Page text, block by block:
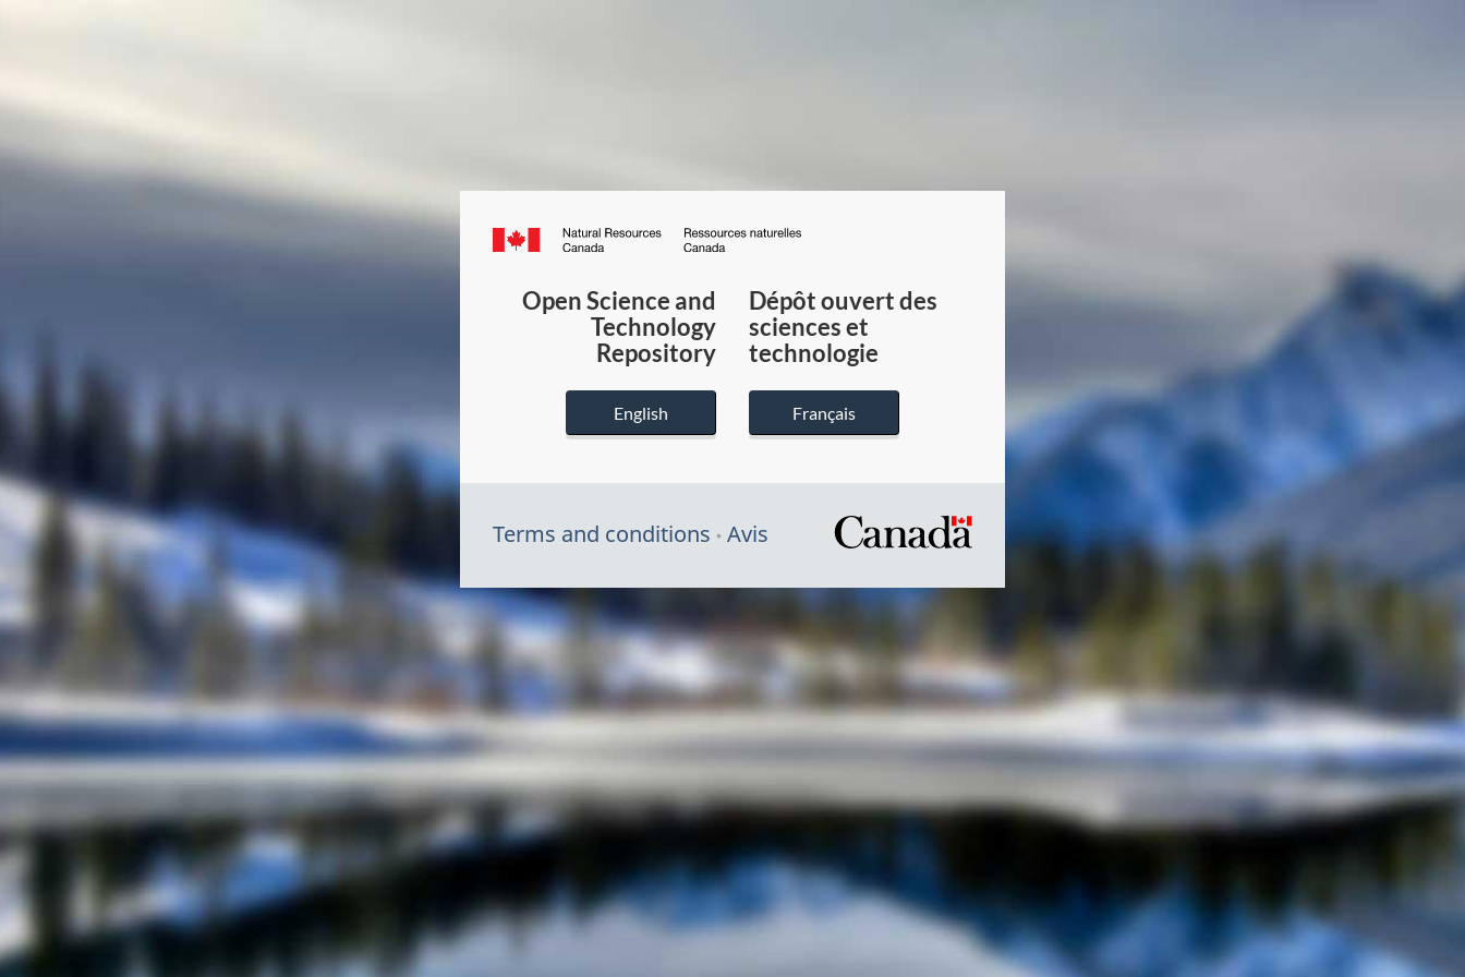
Canada.ca
du
Canada
Open Science and
Technology
Repository
English
Dépôt ouvert des
sciences et
technologie
Français
Terms and conditions Avis
/
gouvernement
du
Canada